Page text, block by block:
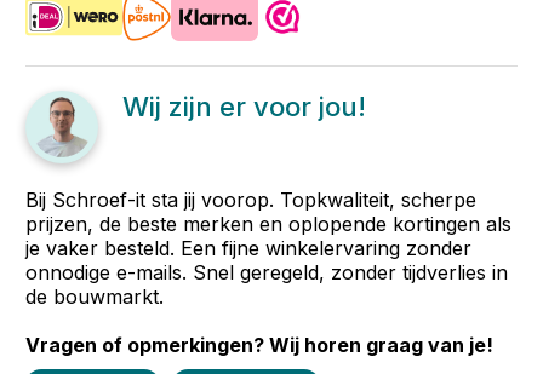
Wij zijn er voor jou!
Bij Schroef-it sta jij voorop. Topkwaliteit, scherpe
prijzen, de beste merken en oplopende kortingen als
je vaker besteld. Een fijne winkelervaring zonder
onnodige e-mails. Snel geregeld, zonder tijdverlies in
de bouwmarkt.
Vragen of opmerkingen? Wij horen graag van je!